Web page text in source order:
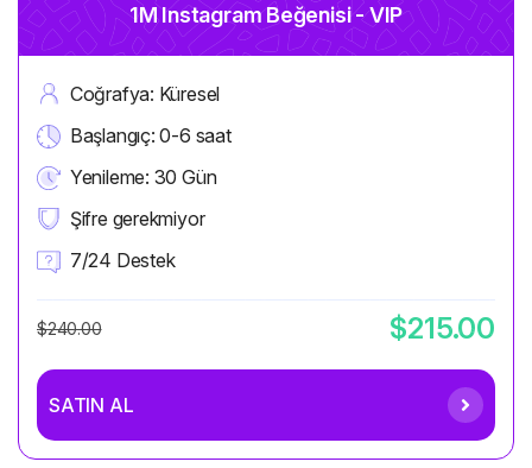
1M Instagram Beğenisi - VIP
Coğrafya: Küresel
Başlangıç: 0-6 saat
Yenileme: 30 Gün
Şifre gerekmiyor
7/24 Destek
$240.00 $215.00
SATIN AL